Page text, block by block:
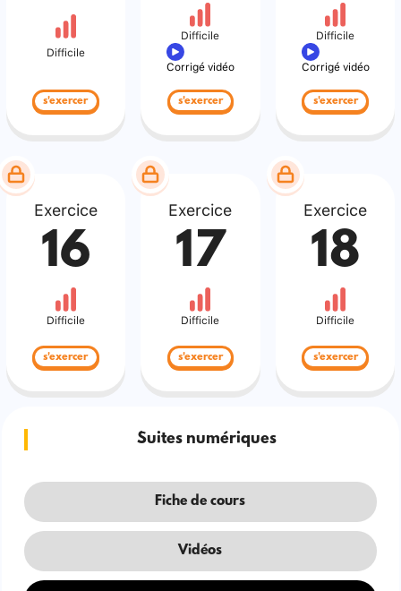
Difficile
s'exercer
Difficile
Corrigé vidéo
s'exercer
Difficile
Corrigé vidéo
s'exercer
Exercice
16
Difficile
s'exercer
Exercice
17
Difficile
s'exercer
Exercice
18
Difficile
s'exercer
Suites numériques
Fiche de cours
Vidéos